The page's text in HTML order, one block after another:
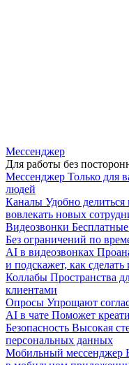
Мессенджер
Для работы без
Мессенджер Только для
людей
Каналы Удобно
вовлекать новых
Видеозвонки
Без ограничений по
AI в видеозвонках
и подскажет, как
Коллабы Пространства
клиентами
Опросы Упрощают
AI в чате Поможет
Безопасность Высокая
персональных данных
Мобильный мессенджер